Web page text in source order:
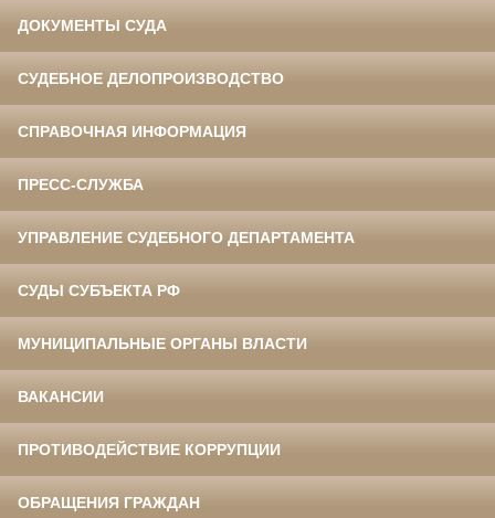
ДОКУМЕНТЫ СУДА
СУДЕБНОЕ ДЕЛОПРОИЗВОДСТВО
СПРАВОЧНАЯ ИНФОРМАЦИЯ
ПРЕСС-СЛУЖБА
УПРАВЛЕНИЕ СУДЕБНОГО ДЕПАРТАМЕНТА
СУДЫ СУБЪЕКТА РФ
МУНИЦИПАЛЬНЫЕ ОРГАНЫ ВЛАСТИ
ВАКАНСИИ
ПРОТИВОДЕЙСТВИЕ КОРРУПЦИИ
ОБРАЩЕНИЯ ГРАЖДАН